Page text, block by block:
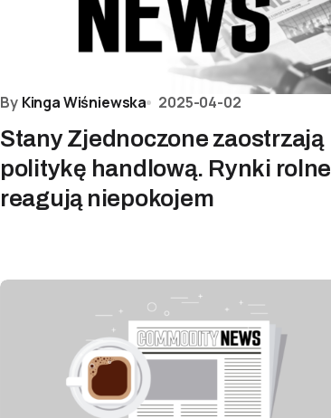
By Kinga Wiśniewska 2025-04-02
Stany Zjednoczone zaostrzają
politykę handlową. Rynki rolne
reagują niepokojem